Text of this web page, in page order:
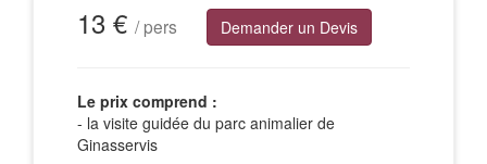
13 € / pers Demander un Devis
Le prix comprend :
- la visite guidée du parc animalier de
Ginasservis